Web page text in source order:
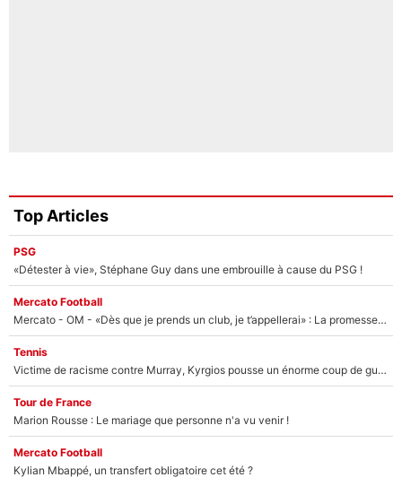
Top Articles
PSG
«Détester à vie», Stéphane Guy dans une embrouille à cause du PSG !
Mercato Football
Mercato - OM - «Dès que je prends un club, je t’appellerai» : La promesse de Marcelino au moment de claquer la porte
Tennis
Victime de racisme contre Murray, Kyrgios pousse un énorme coup de gueule !
Tour de France
Marion Rousse : Le mariage que personne n'a vu venir !
Mercato Football
Kylian Mbappé, un transfert obligatoire cet été ?